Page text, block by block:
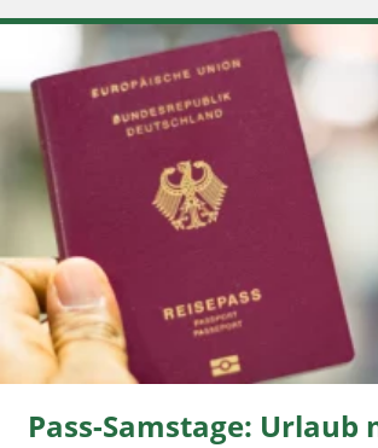
Pass-Samstage: Urlaub